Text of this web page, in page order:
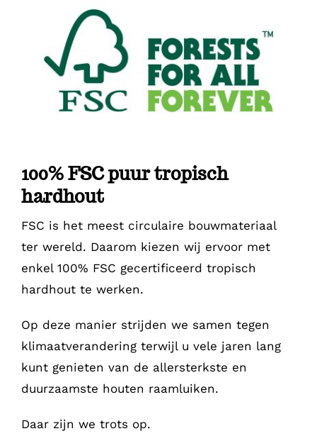
100% FSC puur tropisch
hardhout
FSC is het meest circulaire bouwmateriaal
ter wereld. Daarom kiezen wij ervoor met
enkel 100% FSC gecertificeerd tropisch
hardhout te werken.
Op deze manier strijden we samen tegen
klimaatverandering terwijl u vele jaren lang
kunt genieten van de allersterkste en
duurzaamste houten raamluiken.
Daar zijn we trots op.